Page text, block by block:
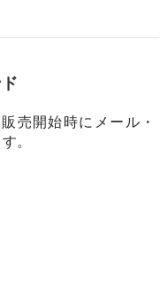
売開始時にメール・
。